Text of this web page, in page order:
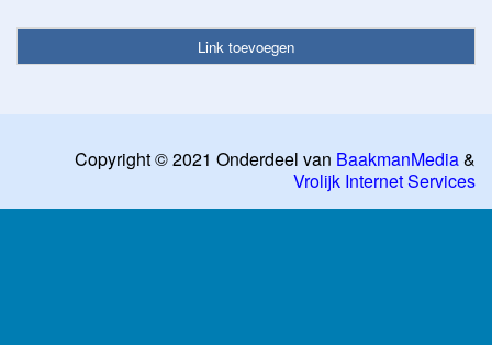
Link toevoegen
Copyright © 2021 Onderdeel van BaakmanMedia&
Vrolijk Internet Services